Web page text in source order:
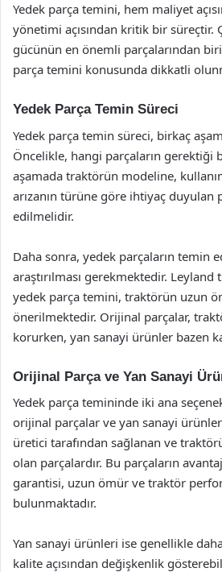
Yedek parça temini, hem maliyet
yönetimi açısından kritik bir süreçtir.
gücünün en önemli parçalarından
parça temini konusunda dikkatli
Yedek Parça Temin Süreci
Yedek parça temin süreci, birkaç
Öncelikle, hangi parçaların gerektiği
aşamada traktörün modeline,
arızanın türüne göre ihtiyaç duyulan
edilmelidir.
Daha sonra, yedek parçaların temin
araştırılması gerekmektedir.
yedek parça temini, traktörün uzun
önerilmektedir. Orijinal parçalar,
korurken, yan sanayi ürünler bazen
Orijinal Parça ve Yan Sanayi
Yedek parça temininde iki ana
orijinal parçalar ve yan sanayi
üretici tarafından sağlanan ve
olan parçalardır. Bu parçaların
garantisi, uzun ömür ve traktör
bulunmaktadır.
Yan sanayi ürünleri ise genellikle
kalite açısından değişkenlik